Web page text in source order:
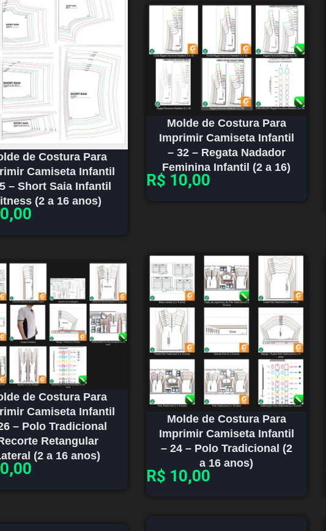
de Costura Para
Camiseta Infantil
– Short Saia Infantil
(2 a 16 anos)
Molde de Costura Para
Imprimir Camiseta Infantil
– 32 – Regata Nadador
Feminina Infantil (2 a 16)
R$ 10,00
de Costura Para
Camiseta Infantil
– Polo Tradicional
Retangular
(2 a 16 anos)
Molde de Costura Para
Imprimir Camiseta Infantil
– 24 – Polo Tradicional (2
a 16 anos)
R$ 10,00